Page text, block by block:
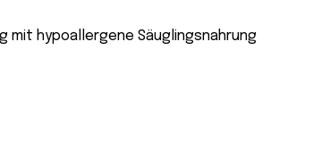
mit hypoallergene Säuglingsnahrung